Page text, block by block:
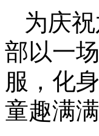
为庆
部以一
服，化
童趣满